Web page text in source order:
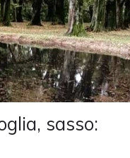
sasso: